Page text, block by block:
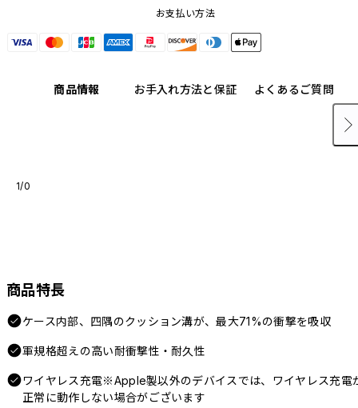
お支払い方法
商品情報 お手入れ方法と保証 よくあるご質問
1/0
商品特長
ケース内部、四隅のクッション溝が、最大71%の衝撃を吸収
軍規格超えの高い耐衝撃性・耐久性
ワイヤレス充電※Apple製以外のデバイスでは、ワイヤレス充電
正常に動作しない場合がございます